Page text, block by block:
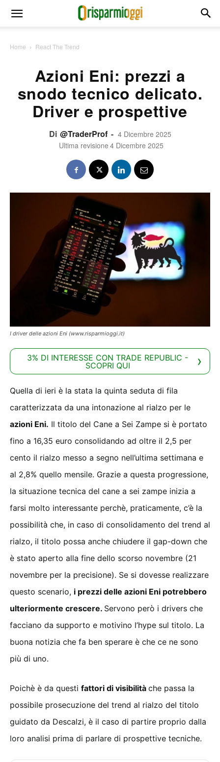
Home React The Trend
Azioni Eni: prezzi a
snodo tecnico delicato.
Driver e prospettive
Di @TraderProf - 4 Dicembre 2025
Ultima revisione 4 Dicembre 2025
I driver delle azioni Eni (www.risparmioggi.it)
3% DI INTERESSE CON TRADE REPUBLIC -
SCOPRI QUI
Quella di ieri è la stata la quinta seduta di fila
caratterizzata da una intonazione al rialzo per le
azioni Eni. Il titolo del Cane a Sei Zampe si è portato
fino a 16,35 euro consolidando ad oltre il 2,5 per
cento il rialzo messo a segno nell’ultima settimana e
al 2,8% quello mensile. Grazie a questa progressione,
la situazione tecnica del cane a sei zampe inizia a
farsi molto interessante perchè, praticamente, c’è la
possibilità che, in caso di consolidamento del trend al
rialzo, il titolo possa anche chiudere il gap-down che
è stato aperto alla fine dello scorso novembre (21
novembre per la precisione). Se si dovesse realizzare
questo scenario, i prezzi delle azioni Eni potrebbero
ulteriormente crescere. Servono però i drivers che
facciano da supporto e motivino l’hype sul titolo. La
buona notizia che fa ben sperare è che ce ne sono
più di uno.
Poichè è da questi fattori di visibilità che passa la
possibile prosecuzione del trend al rialzo del titolo
guidato da Descalzi, è il caso di partire proprio dalla
loro analisi prima di parlare di prospettive tecniche.